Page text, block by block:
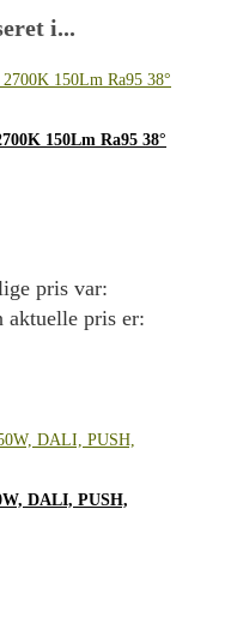
i...
150Lm Ra95 38°
pris var:
aktuelle pris er:
DALI, PUSH,